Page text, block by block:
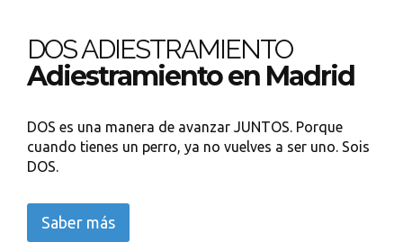
DOS ADIESTRAMIENTO
Adiestramiento en Madrid
DOS es una manera de avanzar JUNTOS. Porque
cuando tienes un perro, ya no vuelves a ser uno. Sois
DOS.
Saber más